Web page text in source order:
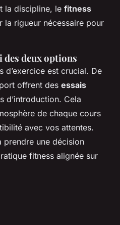
la discipline, le fitness
la rigueur nécessaire pour
des deux options
d’exercice est crucial. De
offrent des essais
d’introduction. Cela
de chaque cours
avec vos attentes.
prendre une décision
fitness alignée sur